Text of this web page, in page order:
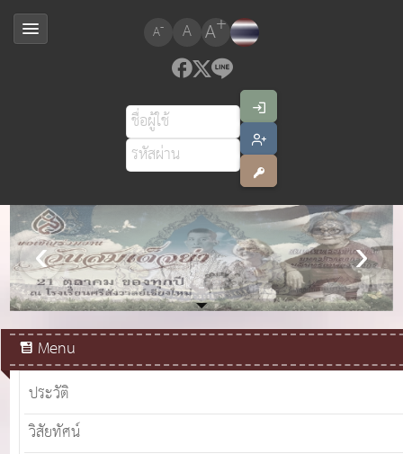
A- A A+
สมเด็จพระเจ้าอยู่หัวมหาวชิราลงกรณ บดินทรเทพยวรางกูร
Menu
ประวัติ
วิสัยทัศน์